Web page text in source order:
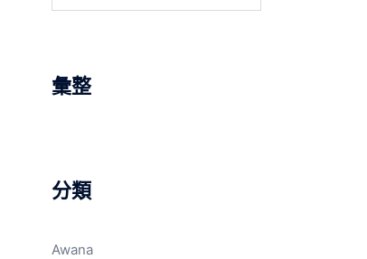
彙整
分類
Awana